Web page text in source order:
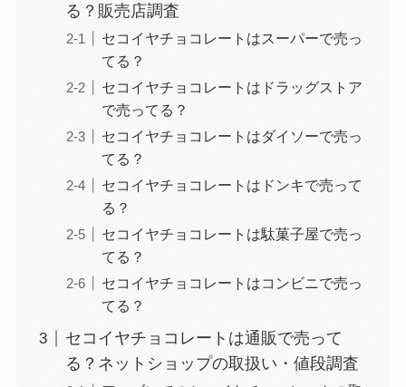
る？販売店調査
セコイヤチョコレートはスーパーで売っ
てる？
セコイヤチョコレートはドラッグストア
で売ってる？
セコイヤチョコレートはダイソーで売っ
てる？
セコイヤチョコレートはドンキで売って
る？
セコイヤチョコレートは駄菓子屋で売っ
てる？
セコイヤチョコレートはコンビニで売っ
てる？
セコイヤチョコレートは通販で売って
る？ネットショップの取扱い・値段調査